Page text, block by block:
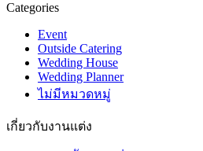
Categories
Event
Outside Catering
Wedding House
Wedding Planner
ไม่มีหมวดหมู่
เกี่ยวกับงานแต่ง